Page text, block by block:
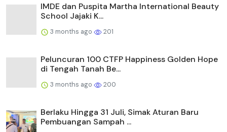
IMDE dan Puspita Martha International Beauty
School Jajaki K...
3 months ago 201
Peluncuran 100 CTFP Happiness Golden Hope
di Tengah Tanah Be...
3 months ago 200
Berlaku Hingga 31 Juli, Simak Aturan Baru
Pembuangan Sampah ...